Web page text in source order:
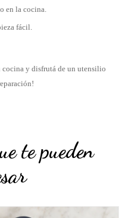
en la cocina.
fácil.
y disfrutá de un utensilio
te pueden